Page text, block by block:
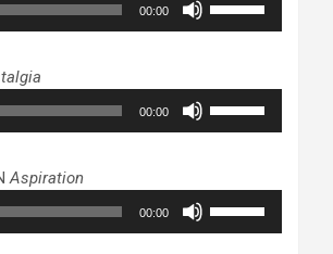
00:00
pour
augmenter
ou
volume.
00:00
pour
augmenter
ou
Aspiration
00:00